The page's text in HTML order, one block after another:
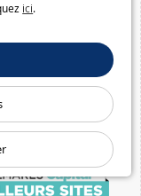
ici.